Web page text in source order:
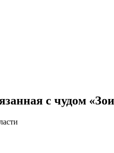
с чудом